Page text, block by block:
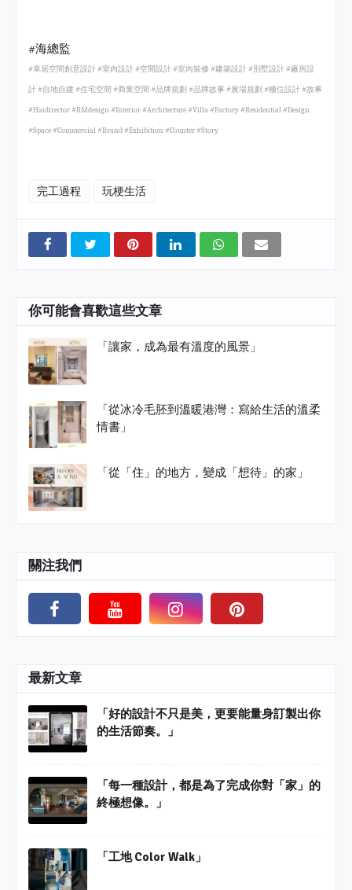
#海總監
#阜居空間創意設計#室內設計#空間設計#室內裝修#建築設計#別墅設計#廠房設
計#自地自建 #住宅空間 #商業空間 #品牌規劃 #品牌故事#展場規劃 #櫃位設計#故事
#Haidirector #RMdesign #Interior #Architecture #Villa #Factory #Residential #Design
#Space #Commercial #Brand #Exhibition #Counter #Story
完工過程 玩梗生活
你可能會喜歡這些文章
「讓家，成為最有溫度的風景」
「從冰冷毛胚到溫暖港灣：寫給生活的溫柔
情書」
「從「住」的地方，變成「想待」的家」
關注我們
最新文章
「好的設計不只是美，更要能量身訂製出你
的生活節奏。」
「每一種設計，都是為了完成你對「家」的
終極想像。」
「工地 Color Walk」